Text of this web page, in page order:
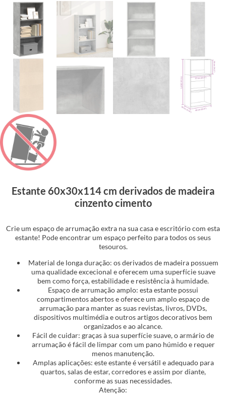
Estante 60x30x114 cm derivados de madeira
cinzento cimento
Crie um espaço de arrumação extra na sua casa e escritório com esta
estante! Pode encontrar um espaço perfeito para todos os seus
tesouros.
Material de longa duração: os derivados de madeira possuem
uma qualidade excecional e oferecem uma superfície suave
bem como força, estabilidade e resistência à humidade.
Espaço de arrumação amplo: esta estante possui
compartimentos abertos e oferece um amplo espaço de
arrumação para manter as suas revistas, livros, DVDs,
dispositivos multimédia e outros artigos decorativos bem
organizados e ao alcance.
Fácil de cuidar: graças à sua superfície suave, o armário de
arrumação é fácil de limpar com um pano húmido e requer
menos manutenção.
Amplas aplicações: este estante é versátil e adequado para
quartos, salas de estar, corredores e assim por diante,
conforme as suas necessidades.
Atenção: